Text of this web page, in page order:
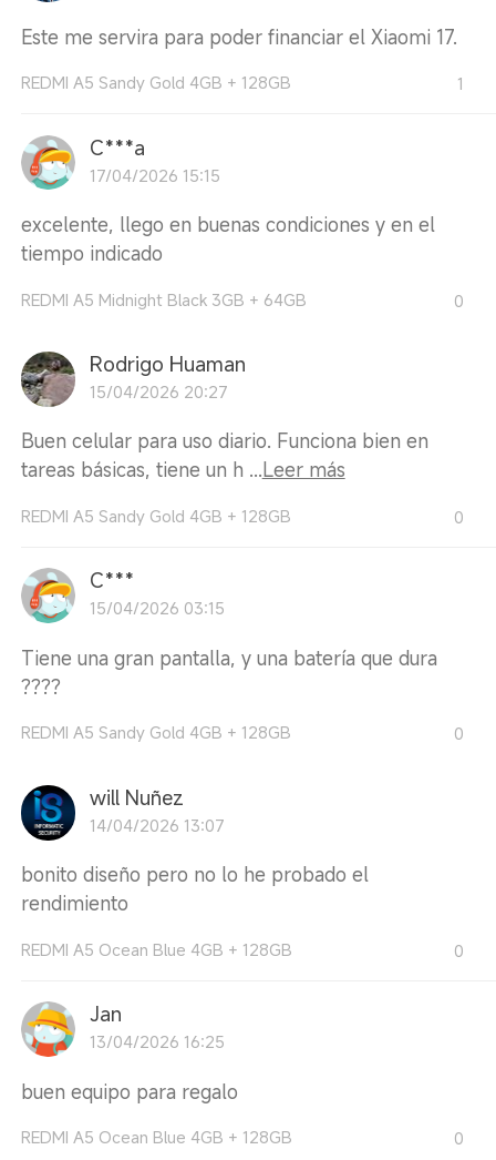
Este me servira para poder financiar el Xiaomi 17.
REDMI A5 Sandy Gold 4GB + 128GB 1
C***a
17/04/2026 15:15
excelente, llego en buenas condiciones y en el
tiempo indicado
REDMI A5 Midnight Black 3GB + 64GB 0
Rodrigo Huaman
15/04/2026 20:27
Buen celular para uso diario. Funciona bien en
tareas básicas, tiene un h ...Leer más
REDMI A5 Sandy Gold 4GB + 128GB 0
C***
15/04/2026 03:15
Tiene una gran pantalla, y una batería que dura
????
REDMI A5 Sandy Gold 4GB + 128GB 0
will Nuñez
14/04/2026 13:07
bonito diseño pero no lo he probado el
rendimiento
REDMI A5 Ocean Blue 4GB + 128GB 0
Jan
13/04/2026 16:25
buen equipo para regalo
REDMI A5 Ocean Blue 4GB + 128GB 0